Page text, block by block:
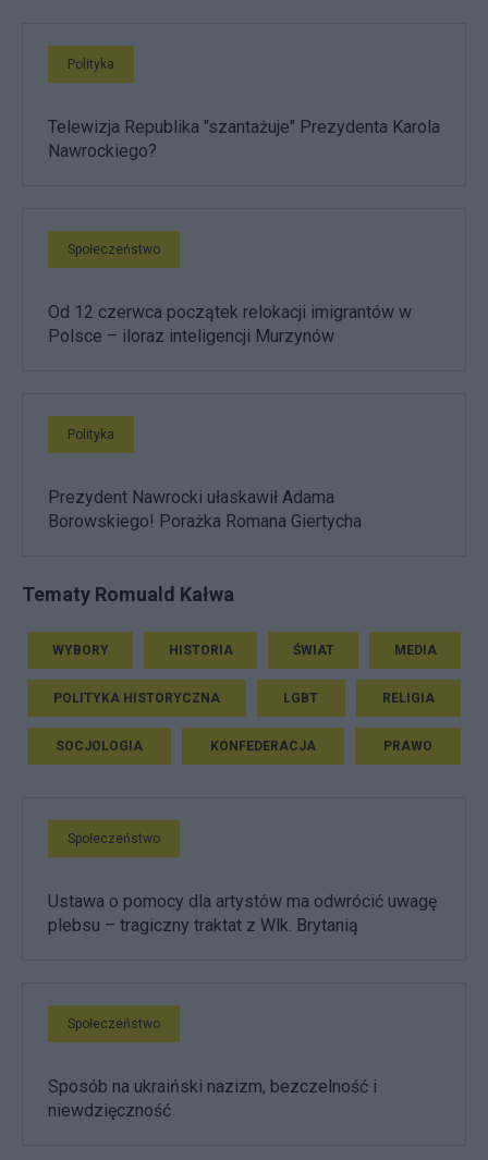
Polityka
Telewizja Republika "szantażuje" Prezydenta Karola
Nawrockiego?
Społeczeństwo
Od 12 czerwca początek relokacji imigrantów w
Polsce – iloraz inteligencji Murzynów
Polityka
Prezydent Nawrocki ułaskawił Adama
Borowskiego! Porażka Romana Giertycha
Tematy Romuald Kałwa
WYBORY HISTORIA ŚWIAT MEDIA
POLITYKA HISTORYCZNA LGBT RELIGIA
SOCJOLOGIA KONFEDERACJA PRAWO
Społeczeństwo
Ustawa o pomocy dla artystów ma odwrócić uwagę
plebsu – tragiczny traktat z Wlk. Brytanią
Społeczeństwo
Sposób na ukraiński nazizm, bezczelność i
niewdzięczność